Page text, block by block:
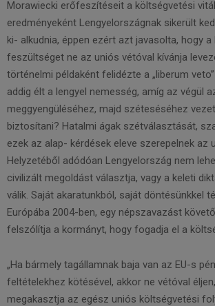
Morawiecki erőfeszítéseit a költségvetési
eredményeként Lengyelországnak sikerült
ki- alkudnia, éppen ezért azt javasolta, hogy
feszültséget ne az uniós vétóval kívánja
történelmi példaként felidézte a „liberum
addig élt a lengyel nemesség, amíg az végül
meggyengüléséhez, majd széteséséhez
biztosítani? Hatalmi ágak szétválasztását,
ezek az alap- kérdések eleve szerepelnek az
Helyzetéből adódóan Lengyelország nem
civilizált megoldást választja, vagy a keleti
válik. Saját akaratunkból, saját döntésünkkel
Európába 2004-ben, egy népszavazást
felszólítja a kormányt, hogy fogadja el a
„Ha bármely tagállamnak baja van az EU-s
feltételekhez kötésével, akkor ne vétóval
megakasztja az egész uniós költségvetési